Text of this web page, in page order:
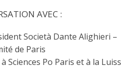
AVEC :
Società Dante Alighieri –
de Paris
Sciences Po Paris et à la Luiss